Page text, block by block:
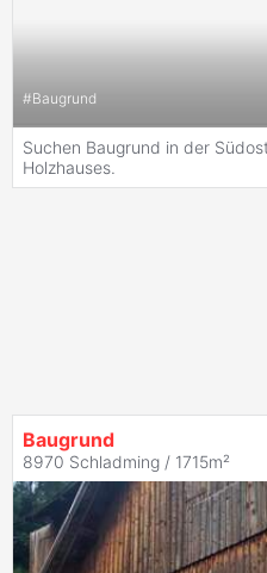
#Baugrund
Suchen Baugrund in der
Holzhauses.
Baugrund
8970 Schladming / 1715m²